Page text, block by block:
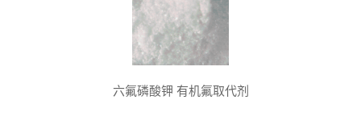
六氟磷酸钾 有机氟取代剂